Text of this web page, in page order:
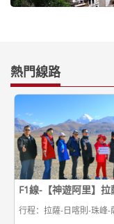
熱門線路
F1線-【神遊阿里】
行程：拉薩-日喀則-珠峰